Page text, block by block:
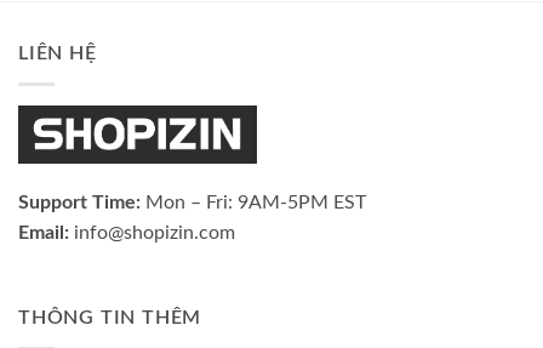
LIÊN HỆ
Support Time: Mon – Fri: 9AM-5PM EST
Email: info@shopizin.com
THÔNG TIN THÊM